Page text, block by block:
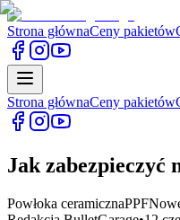
Strona głównaCeny pakietów
Strona głównaCeny pakietów
Jak zabezpieczyć
Powłoka ceramicznaPPF